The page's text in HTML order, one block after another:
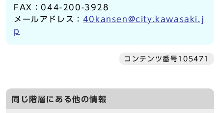
FAX：044-200-3928
メールアドレス： 40kansen@city.kawasaki.j
p
コンテンツ番号105471
同じ階層にある他の情報